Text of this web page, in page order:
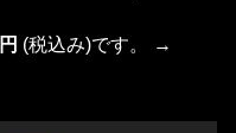
(税込み)です。 →